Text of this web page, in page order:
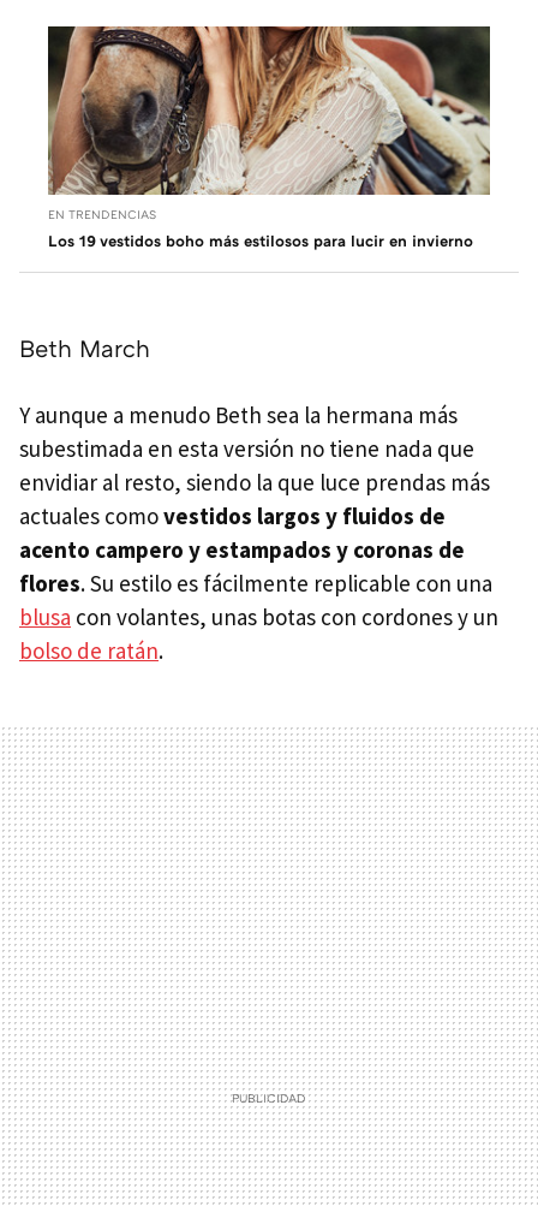
EN TRENDENCIAS
Los 19 vestidos boho más estilosos para lucir en invierno
Beth March
Y aunque a menudo Beth sea la hermana más
subestimada en esta versión no tiene nada que
envidiar al resto, siendo la que luce prendas más
actuales comovestidos largos y fluidos de
acento campero y estampados y coronas de
flores. Su estilo es fácilmente replicable con una
blusa con volantes, unas botas con cordones y un
bolso de ratán.